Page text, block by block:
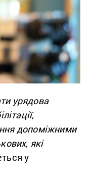
урядова
допоміжними
які
у